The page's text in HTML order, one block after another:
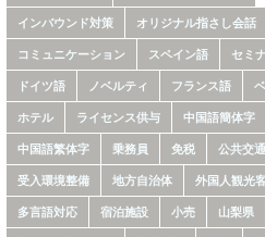
インバウンド対策
オリジナル指さし会話
コミュニケーション
スペイン語 セミ
ドイツ語
ノベルティ フランス語
ホテル
ライセンス供与
中国語簡体字
中国語繁体字
乗務員 免税 公共交
受入環境整備
地方自治体
外国人観光
多言語対応
宿泊施設 小売
山梨県